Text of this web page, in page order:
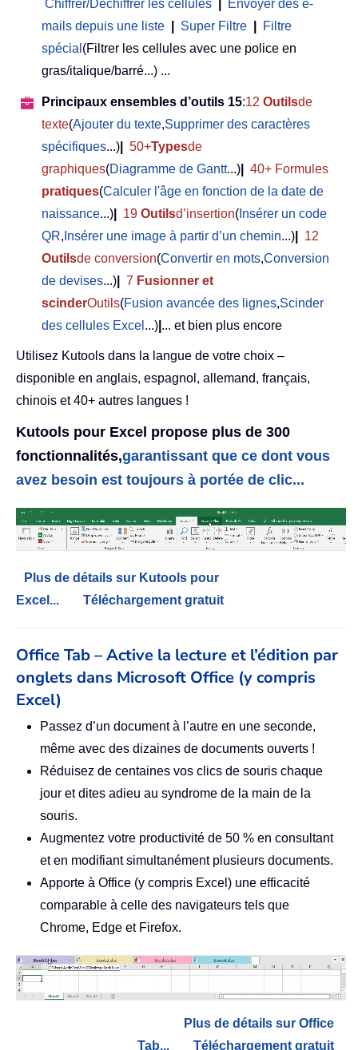
Chiffrer/Déchiffrer les cellules
Envoyer des e-
mails depuis une liste
Super Filtre
Filtre
spécial (Filtrer les cellules avec une police en
gras/italique/barré...) ...
Principaux ensembles d’outils 15:12 Outilsde
texte(Ajouter du texte,Supprimer des caractères
spécifiques...) 50+Typesde
graphiques(Diagramme de Gantt...)
40+ Formules
pratiques(Calculer l'âge en fonction de la date de
naissance...) 19 Outilsd’insertion( Insérer un code
QR, Insérer une image à partir d’un chemin...)
12
Outilsde conversion(Convertir en mots,Conversion
de devises...) 7 Fusionner et
scinderOutils(Fusion avancée des lignes,Scinder
des cellules Excel ...) ... et bien plus encore
Utilisez Kutools dans la langue de votre choix –
disponible en anglais, espagnol, allemand, français,
chinois et 40+ autres langues !
Kutools pour Excel propose plus de 300
fonctionnalités,garantissant que ce dont vous
avez besoin est toujours à portée de clic...
Plus de détails sur Kutools pour
Excel...
Téléchargement gratuit
Office Tab – Active la lecture et l’édition par
onglets dans Microsoft Office (y compris
Excel)
Passez d’un document à l’autre en une seconde,
même avec des dizaines de documents ouverts !
Réduisez de centaines vos clics de souris chaque
jour et dites adieu au syndrome de la main de la
souris.
Augmentez votre productivité de 50 % en consultant
et en modifiant simultanément plusieurs documents.
Apporte à Office (y compris Excel) une efficacité
comparable à celle des navigateurs tels que
Chrome, Edge et Firefox.
Plus de détails sur Office
Tab...
Téléchargement gratuit